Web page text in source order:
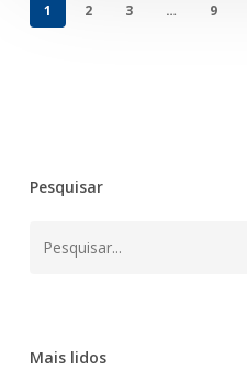
1 2 3 … 9
Pesquisar
Mais lidos